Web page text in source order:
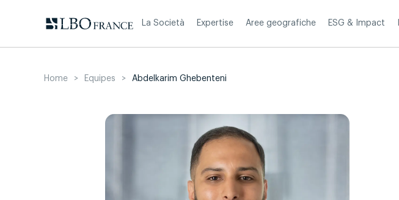
La Società Expertise Aree geografiche ESG & Impact
Home > Equipes > Abdelkarim Ghebenteni